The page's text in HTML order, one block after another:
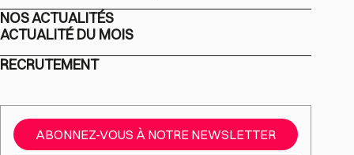
NOS ACTUALITÉS
ACTUALITÉ DU MOIS
RECRUTEMENT
ABONNEZ-VOUS À NOTRE NEWSLETTER